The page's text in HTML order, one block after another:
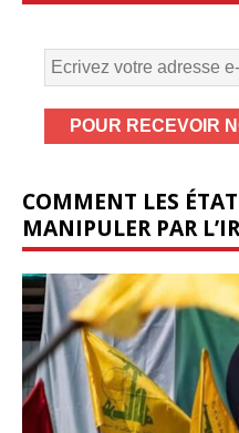
COMMENT LES
MANIPULER PAR